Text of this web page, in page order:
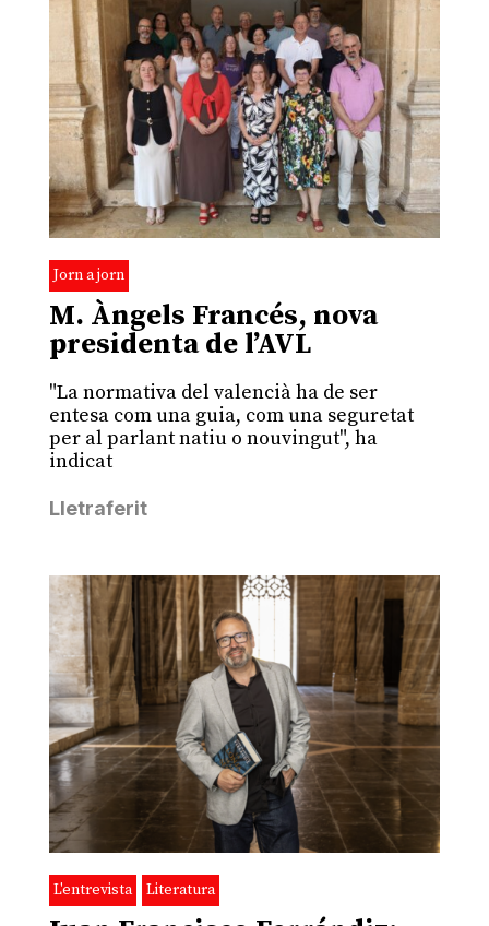
Jorn a jorn
M. Àngels Francés, nova
presidenta de l’AVL
"La normativa del valencià ha de ser
entesa com una guia, com una seguretat
per al parlant natiu o nouvingut", ha
indicat
Lletraferit
L'entrevista Literatura